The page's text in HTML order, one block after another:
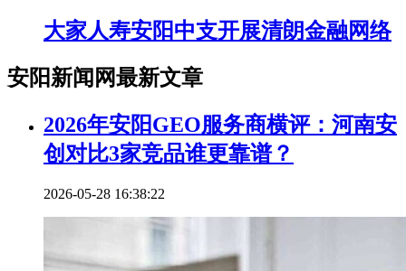
大家人寿安阳中支开展清朗金融网络
安阳新闻网最新文章
2026年安阳GEO服务商横评：河南安
创对比3家竞品谁更靠谱？
2026-05-28 16:38:22